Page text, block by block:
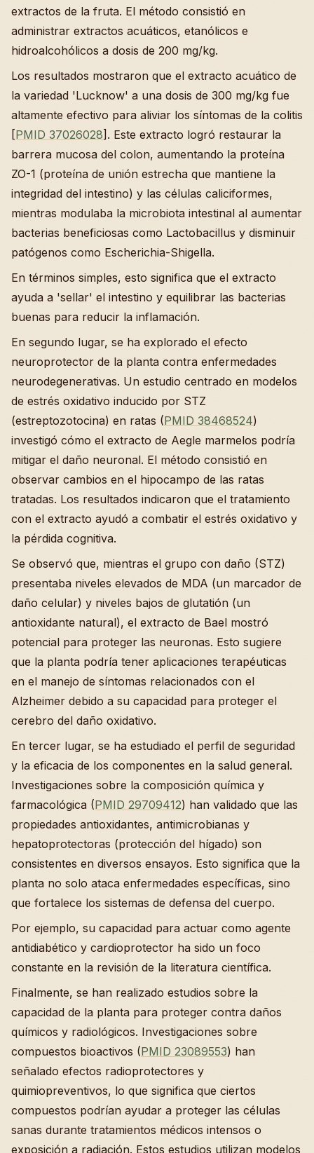
extractos de la fruta. El método consistió en
administrar extractos acuáticos, etanólicos e
hidroalcohólicos a dosis de 200 mg/kg.
Los resultados mostraron que el extracto acuático de
la variedad 'Lucknow' a una dosis de 300 mg/kg fue
altamente efectivo para aliviar los síntomas de la colitis
[PMID 37026028]. Este extracto logró restaurar la
barrera mucosa del colon, aumentando la proteína
ZO-1 (proteína de unión estrecha que mantiene la
integridad del intestino) y las células caliciformes,
mientras modulaba la microbiota intestinal al aumentar
bacterias beneficiosas como Lactobacillus y disminuir
patógenos como Escherichia-Shigella.
En términos simples, esto significa que el extracto
ayuda a 'sellar' el intestino y equilibrar las bacterias
buenas para reducir la inflamación.
En segundo lugar, se ha explorado el efecto
neuroprotector de la planta contra enfermedades
neurodegenerativas. Un estudio centrado en modelos
de estrés oxidativo inducido por STZ
(estreptozotocina) en ratas (PMID 38468524)
investigó cómo el extracto de Aegle marmelos podría
mitigar el daño neuronal. El método consistió en
observar cambios en el hipocampo de las ratas
tratadas. Los resultados indicaron que el tratamiento
con el extracto ayudó a combatir el estrés oxidativo y
la pérdida cognitiva.
Se observó que, mientras el grupo con daño (STZ)
presentaba niveles elevados de MDA (un marcador de
daño celular) y niveles bajos de glutatión (un
antioxidante natural), el extracto de Bael mostró
potencial para proteger las neuronas. Esto sugiere
que la planta podría tener aplicaciones terapéuticas
en el manejo de síntomas relacionados con el
Alzheimer debido a su capacidad para proteger el
cerebro del daño oxidativo.
En tercer lugar, se ha estudiado el perfil de seguridad
y la eficacia de los componentes en la salud general.
Investigaciones sobre la composición química y
farmacológica (PMID 29709412) han validado que las
propiedades antioxidantes, antimicrobianas y
hepatoprotectoras (protección del hígado) son
consistentes en diversos ensayos. Esto significa que la
planta no solo ataca enfermedades específicas, sino
que fortalece los sistemas de defensa del cuerpo.
Por ejemplo, su capacidad para actuar como agente
antidiabético y cardioprotector ha sido un foco
constante en la revisión de la literatura científica.
Finalmente, se han realizado estudios sobre la
capacidad de la planta para proteger contra daños
químicos y radiológicos. Investigaciones sobre
compuestos bioactivos (PMID 23089553) han
señalado efectos radioprotectores y
quimiopreventivos, lo que significa que ciertos
compuestos podrían ayudar a proteger las células
sanas durante tratamientos médicos intensos o
exposición a radiación. Estos estudios utilizan modelos